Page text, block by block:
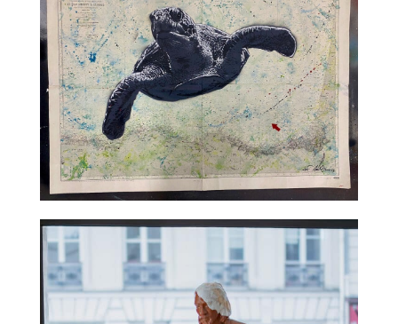
TALC02-15 – Jef Aerosol